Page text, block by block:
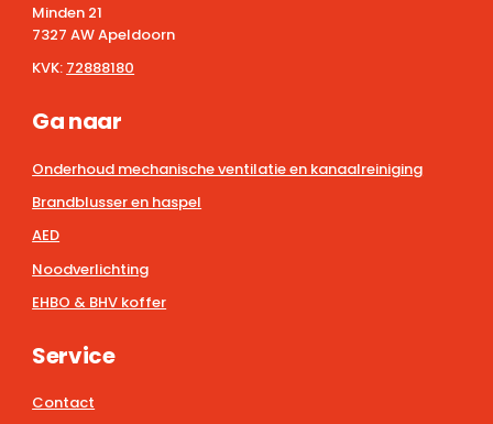
Minden 21
7327 AW Apeldoorn
KVK: 72888180
Ga naar
Onderhoud mechanische ventilatie en kanaalreiniging
Brandblusser en haspel
AED
Noodverlichting
EHBO & BHV koffer
Service
Contact